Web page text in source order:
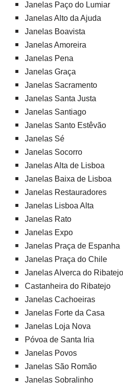
Janelas Paço do Lumiar
Janelas Alto da Ajuda
Janelas Boavista
Janelas Amoreira
Janelas Pena
Janelas Graça
Janelas Sacramento
Janelas Santa Justa
Janelas Santiago
Janelas Santo Estêvão
Janelas Sé
Janelas Socorro
Janelas Alta de Lisboa
Janelas Baixa de Lisboa
Janelas Restauradores
Janelas Lisboa Alta
Janelas Rato
Janelas Expo
Janelas Praça de Espanha
Janelas Praça do Chile
Janelas Alverca do Ribatejo
Castanheira do Ribatejo
Janelas Cachoeiras
Janelas Forte da Casa
Janelas Loja Nova
Póvoa de Santa Iria
Janelas Povos
Janelas São Romão
Janelas Sobralinho